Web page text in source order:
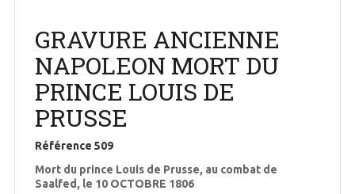
GRAVURE ANCIENNE
NAPOLEON MORT DU
PRINCE LOUIS DE
PRUSSE
Référence 509
Mort du prince Louis de Prusse, au combat de
Saalfed, le 10 OCTOBRE 1806